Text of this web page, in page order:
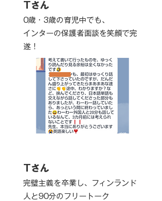
Tさん
0歳・3歳の育児中でも、
インターの保護者面談を笑顔で完
遂！
Tさん
完璧主義を卒業し、フィンランド
人と90分のフリートーク